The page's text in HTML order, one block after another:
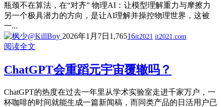
瓶颈不在算法，在“对齐” 物理AI：让模型理解重力与摩擦力
另一个极具潜力的方向，是让AI理解并操控物理世界，这被
一...
2026年1月7日 1,76516it2021 it2021.com
阅读全文
ChatGPT会重蹈元宇宙覆辙吗？
ChatGPT的热度在过去一年里从学术实验室走进千家万户，一
杯咖啡的时间就能生成一篇新闻稿，而同类产品的日活用户已